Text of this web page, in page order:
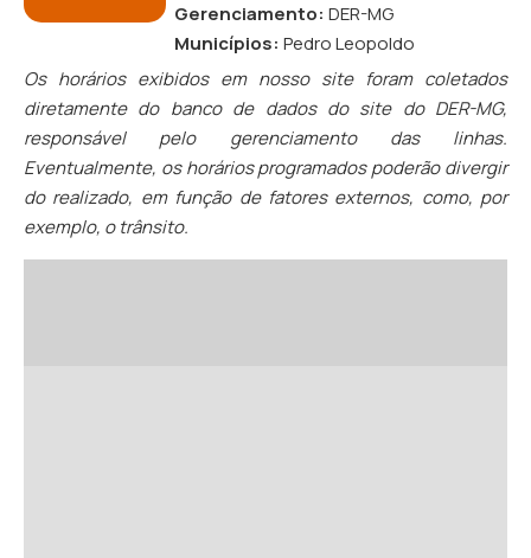
Gerenciamento: DER-MG
Municípios: Pedro Leopoldo
Os horários exibidos em nosso site foram coletados
diretamente do banco de dados do site do DER-MG,
responsável pelo gerenciamento das linhas.
Eventualmente, os horários programados poderão divergir
do realizado, em função de fatores externos, como, por
exemplo, o trânsito.